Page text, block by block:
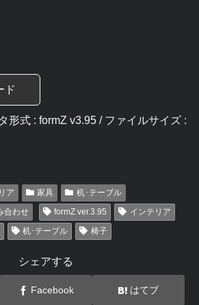
ド
形式 : formZ v3.95 / ファイルサイズ :
ア 家具
机･テーブル
合わせ formZ ver.3.95
インテリア
机･テーブル 椅子
シェアする
Facebook はてブ